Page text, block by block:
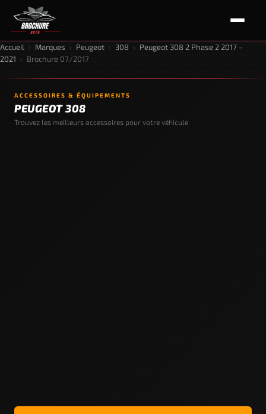
Accueil › Marques › Peugeot › 308 › Peugeot 308 2 Phase 2 2017 -
2021 › Brochure 07/2017
ACCESSOIRES & ÉQUIPEMENTS
PEUGEOT 308
Trouvez les meilleurs accessoires pour votre véhicule